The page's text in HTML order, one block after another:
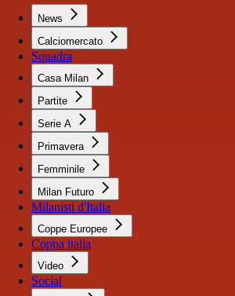
News
Calciomercato
Squadra
Casa Milan
Partite
Serie A
Primavera
Femminile
Milan Futuro
Milanisti d'Italia
Coppe Europee
Coppa italia
Video
Social